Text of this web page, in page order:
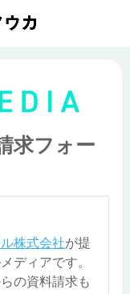
求フォー
株式会社が提
ディアです。
の資料請求も